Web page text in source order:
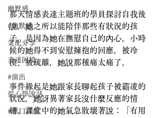
幽默感
#幽默感
業配分享
表達困境
#演出
從心學說話
#單口喜劇
那天情感表達主題班的學員探討自我後
說，她之所以能陪伴那些有狀況的孩
子，是因為她在撫慰自己的內心。小時
候的她得不到安慰擁抱的回應，被冷
漠、被疏離，她說那種痛太痛了。
事件緣起是她跟家長聊起孩子被霸凌的
狀況，她訝異著家長沒什麼反應的情
緒。課堂中的她氣急敗壞著說：「有用